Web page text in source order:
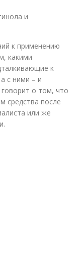
и
к применению
какими
к
с ними – и
о том, что
средства после
или же